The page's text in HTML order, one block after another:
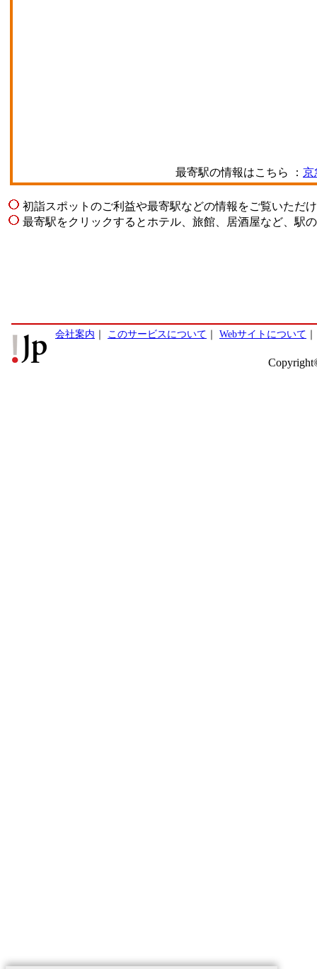
最寄駅の情報はこちら ： 京
初詣スポットのご利益や最寄駅などの情報をご覧いただ
最寄駅をクリックするとホテル、旅館、居酒屋など、駅
会社案内 このサービスについて Webサイトについて